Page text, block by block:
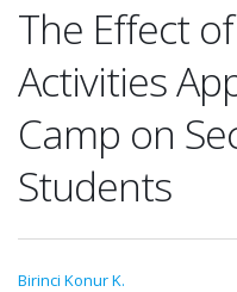
The Effect
Activities
Camp on
Students
Birinci Konur K.